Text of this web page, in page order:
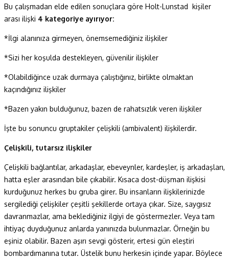
Bu çalışmadan elde edilen sonuçlara göre Holt-Lunstad kişiler
arası ilişki 4 kategoriye ayırıyor:
*İlgi alanınıza girmeyen, önemsemediğiniz ilişkiler
*Sizi her koşulda destekleyen, güvenilir ilişkiler
*Olabildiğince uzak durmaya çalıştığınız, birlikte olmaktan
kaçındığınız ilişkiler
*Bazen yakın bulduğunuz, bazen de rahatsızlık veren ilişkiler
İşte bu sonuncu gruptakiler çelişkili (ambivalent) ilişkilerdir.
Çelişkili, tutarsız ilişkiler
Çelişkili bağlantılar, arkadaşlar, ebeveynler, kardeşler, iş arkadaşları,
hatta eşler arasından bile çıkabilir. Kısaca dost-düşman ilişkisi
kurduğunuz herkes bu gruba girer. Bu insanların ilişkilerinizde
sergilediği çelişkiler çeşitli şekillerde ortaya çıkar. Size, saygısız
davranmazlar, ama beklediğiniz ilgiyi de göstermezler. Veya tam
ihtiyaç duyduğunuz anlarda yanınızda bulunmazlar. Örneğin bu
eşiniz olabilir. Bazen aşırı sevgi gösterir, ertesi gün eleştiri
bombardımanına tutar. Üstelik bunu herkesin içinde yapar. Böylece